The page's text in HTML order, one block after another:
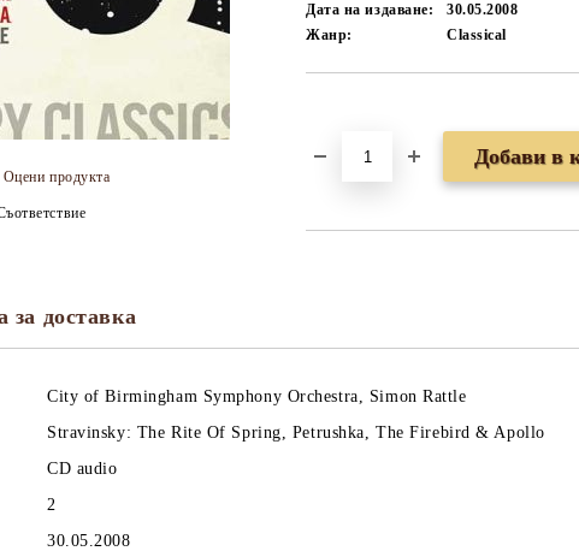
Дата на издаване:
30.05.2008
Жанр:
Classical
Оцени продукта
за доставка
City of Birmingham Symphony Orchestra, Simon Rattle
Stravinsky: The Rite Of Spring, Petrushka, The Firebird & Apollo
CD audio
2
30.05.2008